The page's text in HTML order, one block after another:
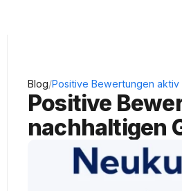
Blog/Positive Bewertungen aktiv
Positive
nachhaltigen